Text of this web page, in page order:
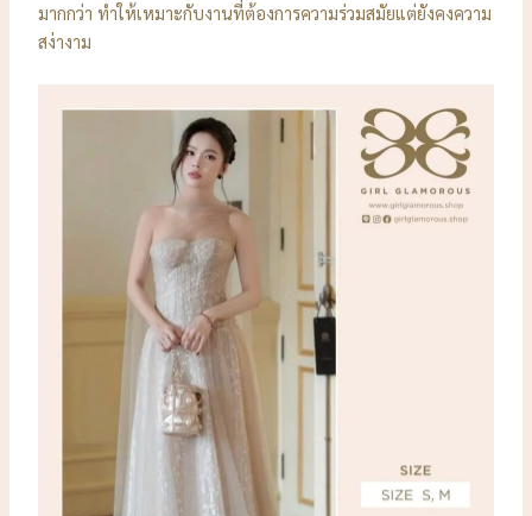
มากกว่า ทำให้เหมาะกับงานที่ต้องการความร่วมสมัยแต่ยังคงความ
สง่างาม